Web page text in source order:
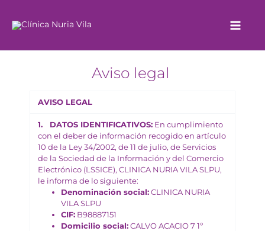
contenido
Aviso legal
AVISO LEGAL
1. DATOS IDENTIFICATIVOS: En cumplimiento
con el deber de información recogido en artículo
10 de la Ley 34/2002, de 11 de julio, de Servicios
de la Sociedad de la Información y del Comercio
Electrónico (LSSICE), CLINICA NURIA VILA SLPU,
le informa de lo siguiente:
Denominación social:CLINICA NURIA
VILA SLPU
CIF: B98887151
Domicilio social:CALVO ACACIO 7 1º